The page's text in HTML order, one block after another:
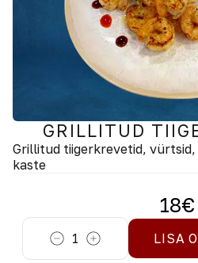
GRILLITUD
Grillitud tiigerkrevetid,
kaste
18€
1 LISA